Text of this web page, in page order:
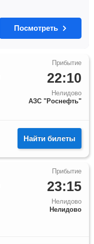
Посмотреть
22:10
Нелидово
АЗС "Роснефть"
Найти билеты
23:15
Нелидово
Нелидово